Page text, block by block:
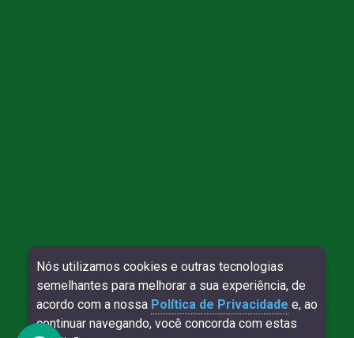
DESENVOLVIMENTO: SITE VERIFICADO:
Nós utilizamos cookies e outras tecnologias
semelhantes para melhorar a sua experiência, de
acordo com a nossa Política de Privacidade e, ao
continuar navegando, você concorda com estas